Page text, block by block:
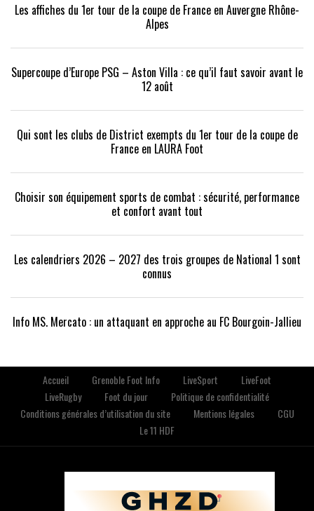
Les affiches du 1er tour de la coupe de France en Auvergne Rhône-
Alpes
Supercoupe d’Europe PSG – Aston Villa : ce qu’il faut savoir avant le
12 août
Qui sont les clubs de District exempts du 1er tour de la coupe de
France en LAURA Foot
Choisir son équipement sports de combat : sécurité, performance
et confort avant tout
Les calendriers 2026 – 2027 des trois groupes de National 1 sont
connus
Info MS. Mercato : un attaquant en approche au FC Bourgoin-Jallieu
Accueil Grenoble Foot Info LiveSport
LiveFoot
LiveRugby
Foot du jour
Politique de confidentialité
Conditions générales d’utilisation du site
Mentions légales
CGU
Le 11 HDF